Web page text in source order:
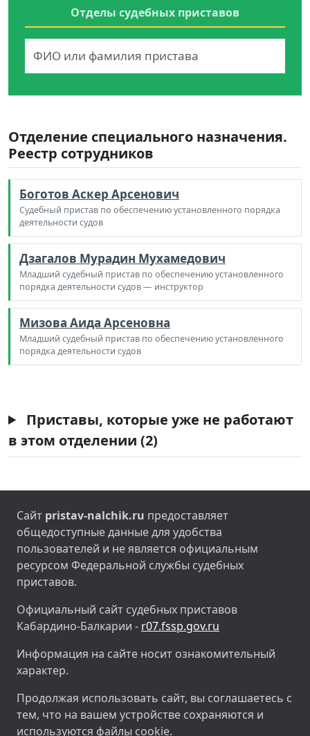
Отделы судебных приставов
Отделение специального назначения.
Реестр сотрудников
Боготов Аскер Арсенович
Судебный пристав по обеспечению установленного порядка
деятельности судов
Дзагалов Мурадин Мухамедович
Младший судебный пристав по обеспечению установленного
порядка деятельности судов — инструктор
Мизова Аида Арсеновна
Младший судебный пристав по обеспечению установленного
порядка деятельности судов
Приставы, которые уже не работают
в этом отделении (2)
Сайт pristav-nalchik.ru предоставляет
общедоступные данные для удобства
пользователей и не является официальным
ресурсом Федеральной службы судебных
приставов.
Официальный сайт судебных приставов
Кабардино-Балкарии - r07.fssp.gov.ru
Информация на сайте носит ознакомительный
характер.
Продолжая использовать сайт, вы соглашаетесь с
тем, что на вашем устройстве сохраняются и
используются файлы cookie.